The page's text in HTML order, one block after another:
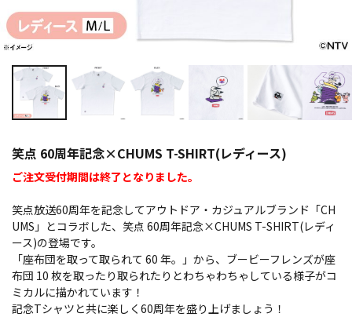
笑点 60周年記念×CHUMS T-SHIRT(レディース)
ご注文受付期間は終了となりました。
笑点放送60周年を記念してアウトドア・カジュアルブランド「CH
UMS」とコラボした、笑点 60周年記念×CHUMS T-SHIRT(レディ
ース)の登場です。
「座布団を取って取られて 60 年。」から、ブービーフレンズが座
布団 10 枚を取ったり取られたりとわちゃわちゃしている様子がコ
ミカルに描かれています！
記念Tシャツと共に楽しく60周年を盛り上げましょう！